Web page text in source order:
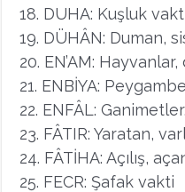
18. DUHA: Kuşluk
19. DÜHÂN: Duman,
20. EN’AM:
21. ENBİYA:
22. ENFÂL:
23. FÂTIR: Yaratan,
24. FÂTİHA: Açılış,
25. FECR: Şafak vakti